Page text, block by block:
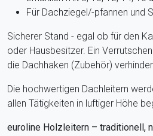
Für Dachziegel/-pfannen und
Sicherer Stand - egal ob für den
oder Hausbesitzer. Ein
die Dachhaken (Zubehör)
Die hochwertigen Dachleitern
allen Tätigkeiten in luftiger Höhe
euroline Holzleitern – traditionell,